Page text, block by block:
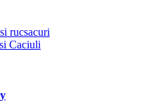
rucsacuri
Caciuli